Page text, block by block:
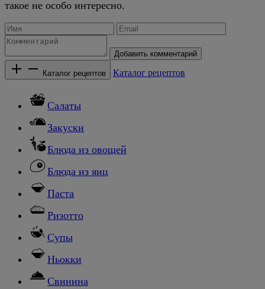
такое не особо интересно.
Добавить комментарий
Каталог рецептов Каталог рецептов
Салаты
Закуски
Блюда из овощей
Блюда из яиц
Паста
Ризотто
Супы
Ньокки
Свинина